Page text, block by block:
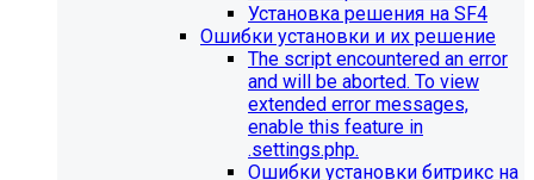
Обновления в разделе
"Педагогический состав"
Для готовых решений, использующих модуль SIMAI-
SF4: Сведения об образовательной организации
Установка решения на SF4
Ошибки установки и их решение
The script encountered an error
and will be aborted. To view
extended error messages,
enable this feature in
.settings.php.
Ошибки установки битрикс на